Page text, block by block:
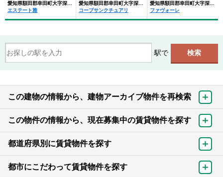
愛知県額田郡幸田町大字深溝字中池田
エステート雅
愛知県額田郡幸田町大字深溝字三角田
コーブサンクチュアリ
愛知県額田郡幸田町大字深溝字里前
ファヴォーレ
駅で
この建物の情報から、建物アーカイブ物件を再検索
この物件の情報から、現在募集中の賃貸物件を探す
都道府県別に賃貸物件を探す
都市にこだわって賃貸物件を探す